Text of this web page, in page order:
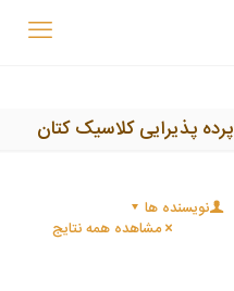
پرده پذیرایی کلاسیک کتان
نویسنده ها
مشاهده همه نتایج